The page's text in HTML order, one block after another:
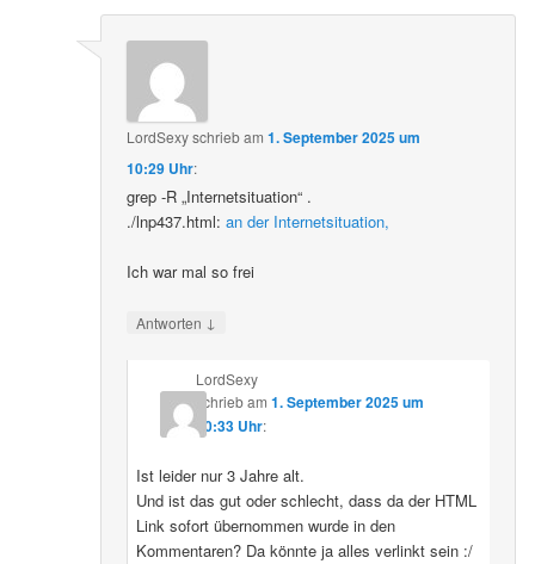
LordSexyschriebam1. September 2025 um
10:29 Uhr:
grep -R „Internetsituation“ .
./lnp437.html:an der Internetsituation,
Ich war mal so frei
Antworten ↓
LordSexy
schriebam 1. September 2025 um
10:33 Uhr:
Ist leider nur 3 Jahre alt.
Und ist das gut oder schlecht, dass da der HTML
Link sofort übernommen wurde in den
Kommentaren? Da könnte ja alles verlinkt sein :/